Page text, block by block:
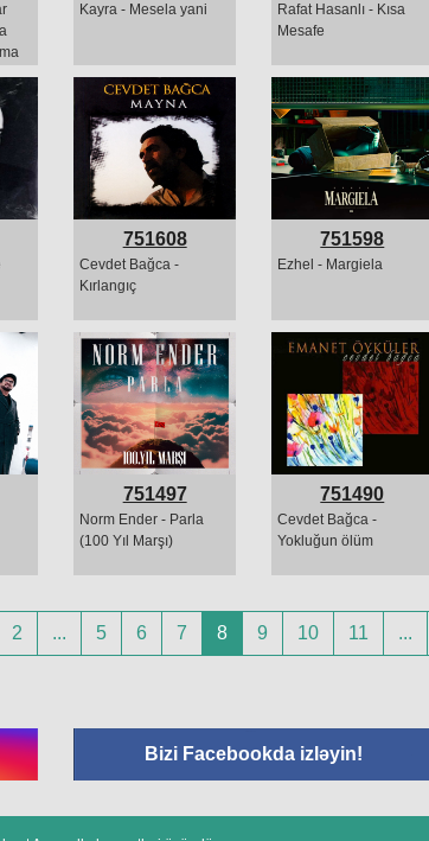
Kayra - Mesela yani
Rafat Hasanlı - Kısa
Mesafe
751608
Cevdet Bağca -
Kırlangıç
751598
Ezhel - Margiela
751497
Norm Ender - Parla
(100 Yıl Marşı)
751490
Cevdet Bağca -
Yokluğun ölüm
2 ... 5 6 7 8 9 10 11 ...
Bizi Facebookda izləyin!